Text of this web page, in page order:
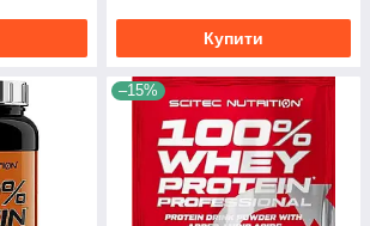
Купити
–15%